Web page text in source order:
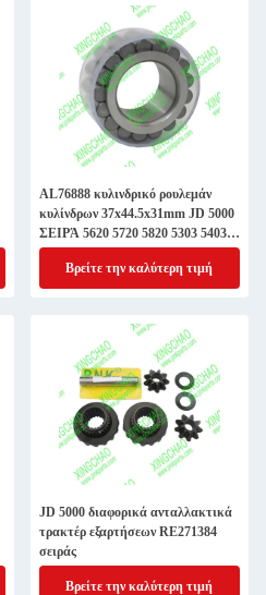
AL76888 κυλινδρικό ρουλεμάν
κυλίνδρων 37x44.5x31mm JD 5000
ΣΕΙΡΆ 5620 5720 5820 5303 5403
5503
Βρείτε την καλύτερη τιμή
JD 5000 διαφορικά ανταλλακτικά
τρακτέρ εξαρτήσεων RE271384
σειράς
Βρείτε την καλύτερη τιμή